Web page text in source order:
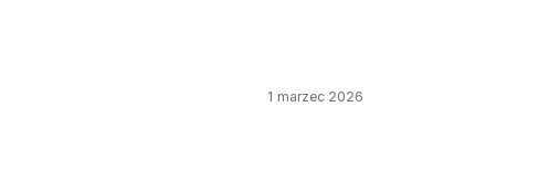
1 marzec 2026